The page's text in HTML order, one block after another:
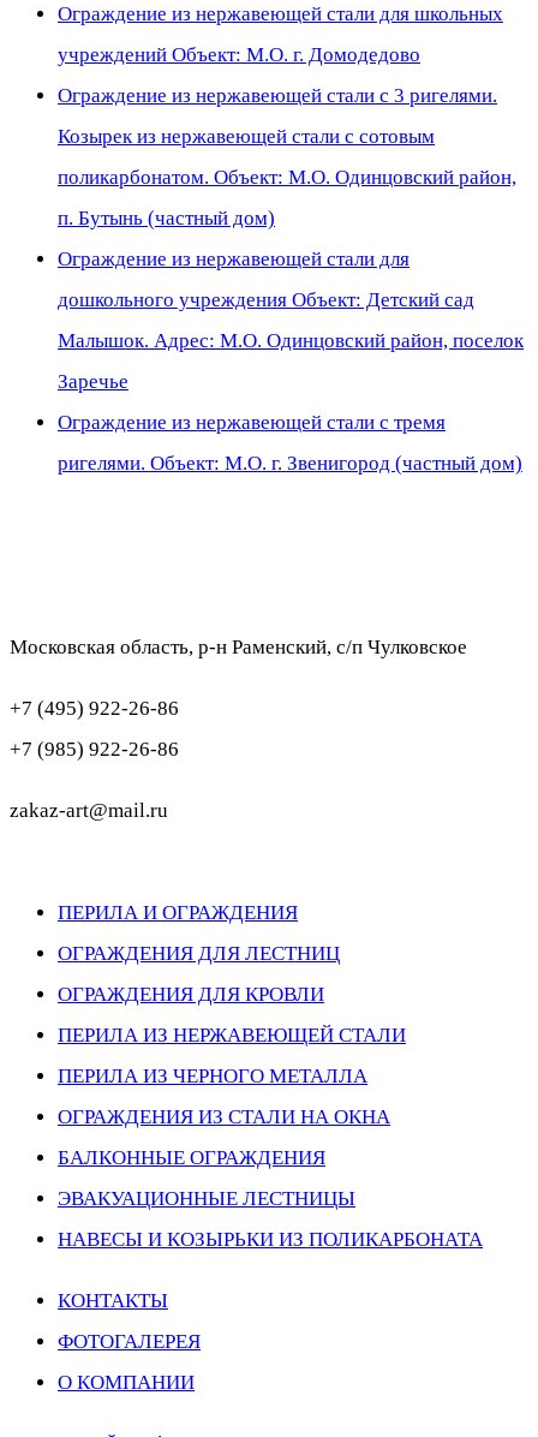
Ограждение из нержавеющей стали для школьных
учреждений Объект: М.О. г. Домодедово
Ограждение из нержавеющей стали с 3 ригелями.
Козырек из нержавеющей стали с сотовым
поликарбонатом. Объект: М.О. Одинцовский район,
п. Бутынь (частный дом)
Ограждение из нержавеющей стали для
дошкольного учреждения Объект: Детский сад
Малышок. Адрес: М.О. Одинцовский район, поселок
Заречье
Ограждение из нержавеющей стали с тремя
ригелями. Объект: М.О. г. Звенигород (частный дом)
Московская область, р-н Раменский, с/п Чулковское
+7 (495) 922-26-86
+7 (985) 922-26-86
zakaz-art@mail.ru
ПЕРИЛА И ОГРАЖДЕНИЯ
ОГРАЖДЕНИЯ ДЛЯ ЛЕСТНИЦ
ОГРАЖДЕНИЯ ДЛЯ КРОВЛИ
ПЕРИЛА ИЗ НЕРЖАВЕЮЩЕЙ СТАЛИ
ПЕРИЛА ИЗ ЧЕРНОГО МЕТАЛЛА
ОГРАЖДЕНИЯ ИЗ СТАЛИ НА ОКНА
БАЛКОННЫЕ ОГРАЖДЕНИЯ
ЭВАКУАЦИОННЫЕ ЛЕСТНИЦЫ
НАВЕСЫ И КОЗЫРЬКИ ИЗ ПОЛИКАРБОНАТА
КОНТАКТЫ
ФОТОГАЛЕРЕЯ
О КОМПАНИИ